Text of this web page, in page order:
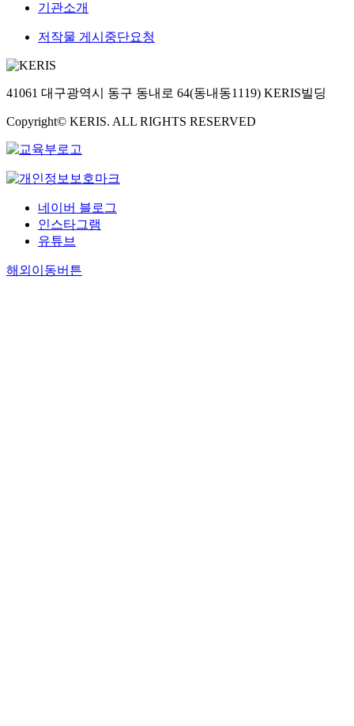
criterion of
criterion of its
기관소개
저작물 게시중단요청
41061 대구광역시 동구 동내로 64(동내동1119) KERIS빌딩
Copyright© KERIS. ALL RIGHTS RESERVED
네이버 블로그
인스타그램
유튜브
해외이동버튼